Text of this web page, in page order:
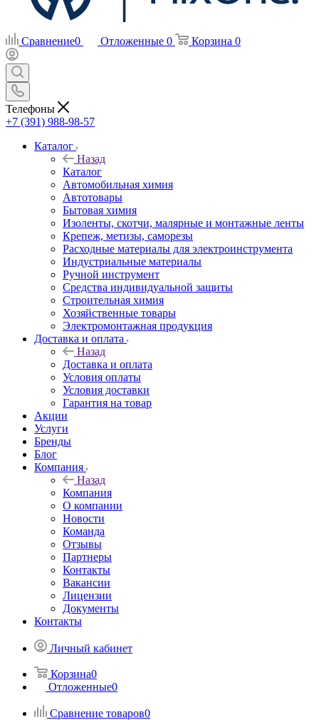
Сравнение0 Отложенные 0 Корзина 0
Телефоны
+7 (391) 988-98-57
Каталог
Назад
Каталог
Автомобильная химия
Автотовары
Бытовая химия
Изоленты, скотчи, малярные и монтажные ленты
Крепеж, метизы, саморезы
Расходные материалы для электроинструмента
Индустриальные материалы
Ручной инструмент
Средства индивидуальной защиты
Строительная химия
Хозяйственные товары
Электромонтажная продукция
Доставка и оплата
Назад
Доставка и оплата
Условия оплаты
Условия доставки
Гарантия на товар
Акции
Услуги
Бренды
Блог
Компания
Назад
Компания
О компании
Новости
Команда
Отзывы
Партнеры
Контакты
Вакансии
Лицензии
Документы
Контакты
Личный кабинет
Корзина0
Отложенные0
Сравнение товаров0